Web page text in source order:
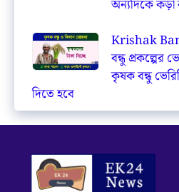
অন্যদিকে কড়া
Krishak
বন্ধু প্রকল্পের
কৃষক বন্ধু
দিতে হবে